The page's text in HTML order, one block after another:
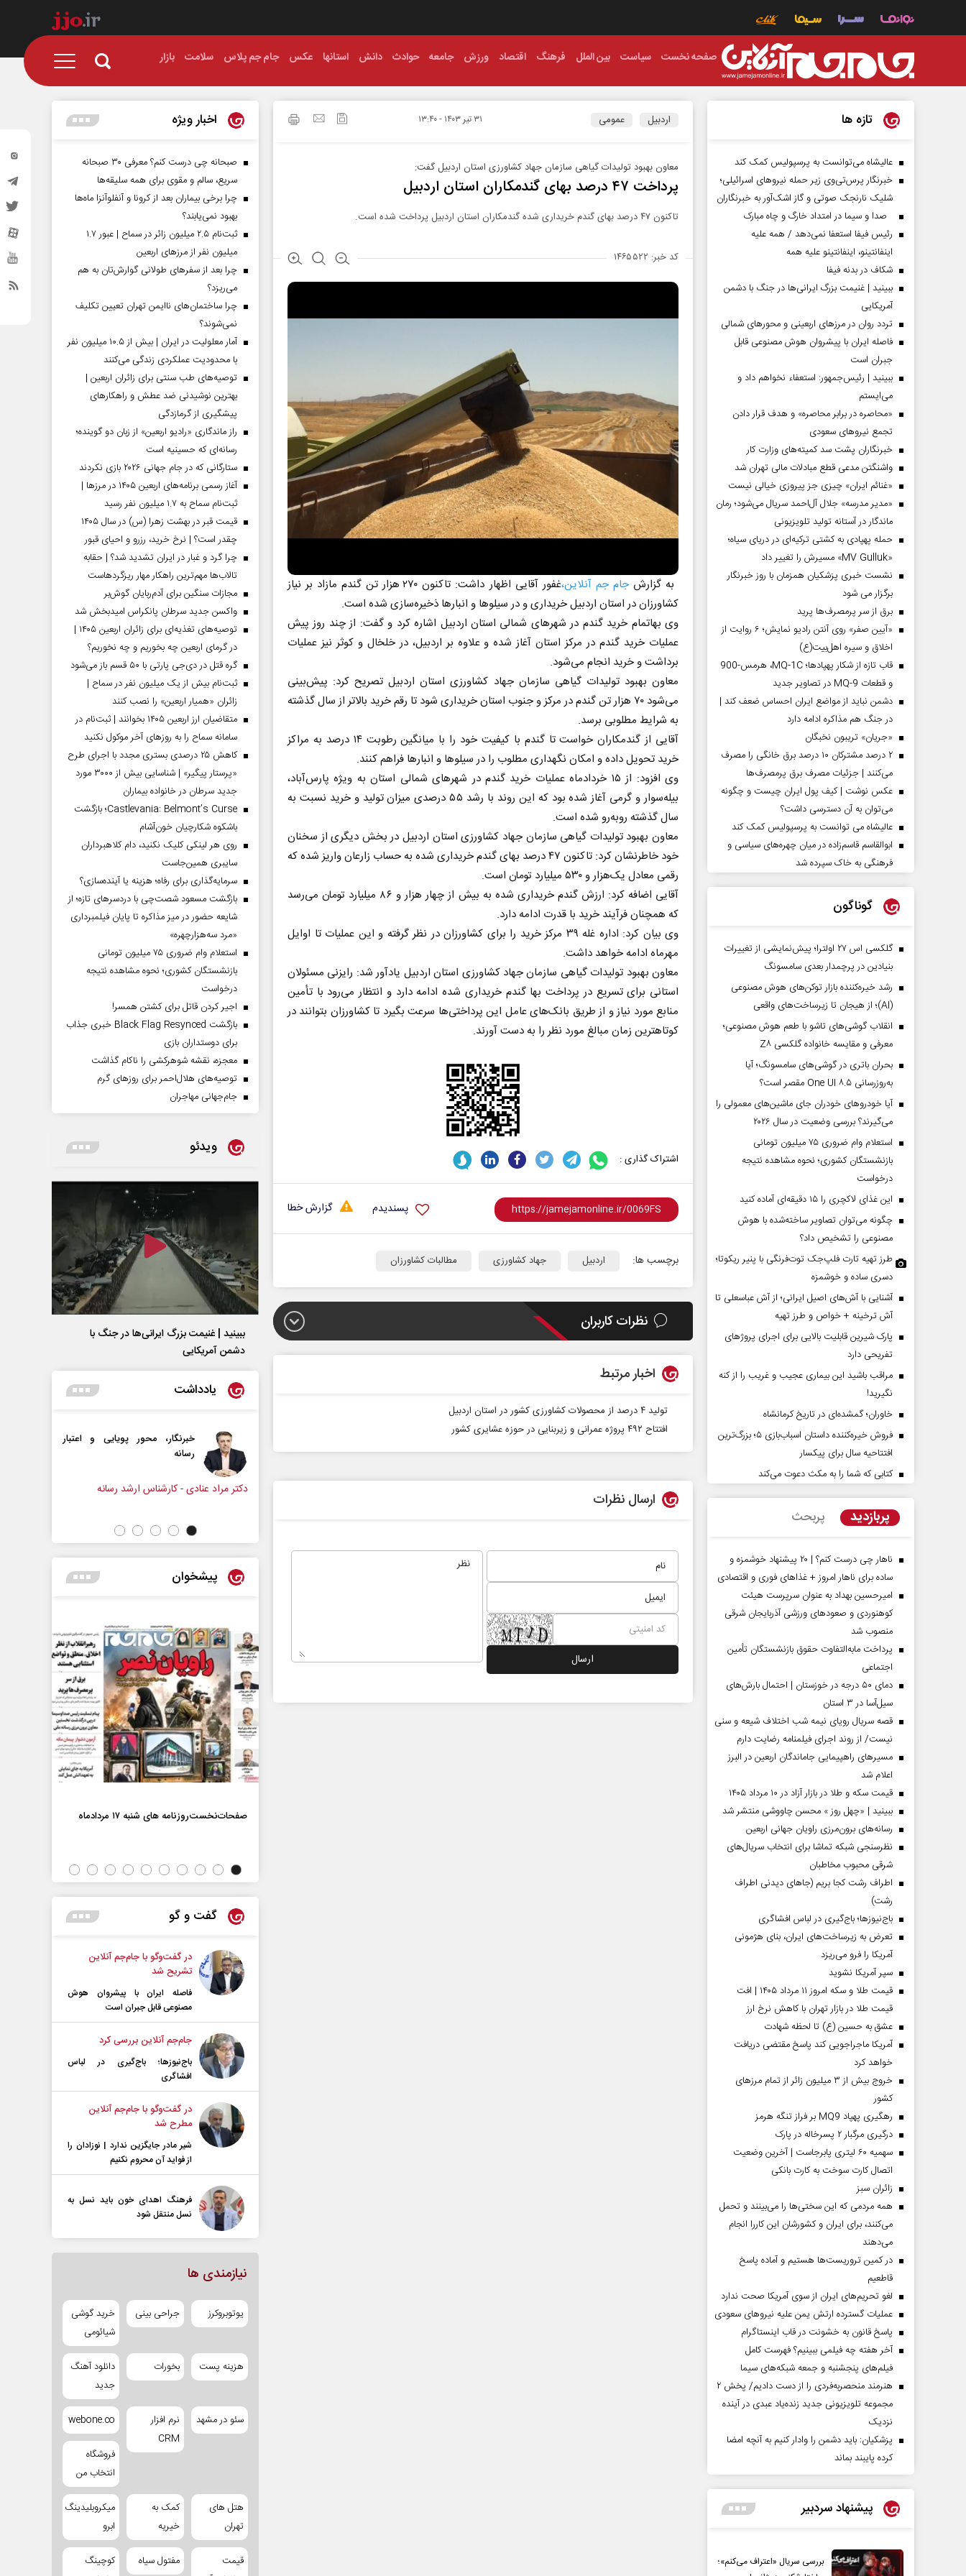
صفحه نخست سیاست بین الملل فرهنگ اقتصاد ورزش جامعه حوادث دانش استانها عکس جام جم پلاس سلامت بازار
اردبیل عمومی ۳۱ تير ۱۴۰۳ - ۱۳:۴۰
معاون بهبود تولیدات گیاهی سازمان جهاد کشاورزی استان اردبیل گفت:
پرداخت ۴۷ درصد بهای گندمکاران استان اردبیل
تاکنون ۴۷ درصد بهای گندم خریداری شده گندمکاران استان اردبیل پرداخت شده است.
کد خبر: ۱۴۶۵۵۲۲
به گزارش جام جم آنلاین،
غفور آقایی اظهار داشت: تاکنون ۲۷۰ هزار تن گندم مازاد بر نیاز
کشاورزان در استان اردبیل خریداری و در سیلو‌ها و انبار‌ها ذخیره‌سازی شده است.
وی بهاتمام خرید گندم در شهر‌های شمالی استان اردبیل اشاره کرد و گفت: از چند روز پیش
عملیات خرید گندم در مرکز استان آغاز شده و علاوه بر اردبیل، در خلخال و کوثر نیز عملیات
برداشت و خرید انجام می‌شود.
معاون بهبود تولیدات گیاهی سازمان جهاد کشاورزی استان اردبیل تصریح کرد: پیش‌بینی
می‌شود ۷۰ هزار تن گندم در مرکز و جنوب استان خریداری شود تا رقم خرید بالاتر از سال گذشته
به شرایط مطلوبی برسد.
آقایی از گندمکاران خواست تا گندم با کیفیت خود را با میانگین رطوبت ۱۴ درصد به مراکز
خرید تحویل داده و امکان نگهداری مطلوب را در سیلو‌ها و انبار‌ها فراهم کنند.
وی افزود: از ۱۵ خردادماه عملیات خرید گندم در شهر‌های شمالی استان به ویژه پارس‌آباد،
بیله‌سوار و گرمی آغاز شده بود که این روند با رشد ۵۵ درصدی میزان تولید و خرید نسبت به
سال گذشته روبه‌رو شده است.
معاون بهبود تولیدات گیاهی سازمان جهاد کشاورزی استان اردبیل در بخش دیگری از سخنان
خود خاطرنشان کرد: تاکنون ۴۷ درصد بهای گندم خریداری شده به حساب زارعان واریز شده که
رقمی معادل یک‌هزار و ۵۳۰ میلیارد تومان است.
آقایی اضافه کرد: ارزش گندم خریداری شده به بیش از چهار هزار و ۸۶ میلیارد تومان می‌رسد
که همچنان فرآیند خرید با قدرت ادامه دارد.
وی بیان کرد: اداره غله ۳۹ مرکز خرید را برای کشاورزان در نظر گرفته و این عملیات تا اوایل
مهرماه ادامه خواهد داشت.
معاون بهبود تولیدات گیاهی سازمان جهاد کشاورزی استان اردبیل یادآور شد: رایزنی مسئولان
استانی برای تسریع در پرداخت بها گندم خریداری شده ادامه دارد و انتظار می‌رود با تأمین
منابع مورد نیاز و از طریق بانک‌های عامل این پرداختی‌ها سرعت بگیرد تا کشاورزان بتوانند در
کوتاهترین زمان مبالغ مورد نظر را به دست آورند.
اشتراک گذاری :
گزارش خطا پسندیدم
برچسب ها: اردبیل جهاد کشاورزی مطالبات کشاورزان
نظرات کاربران
اخبار مرتبط
تولید ۴ درصد از محصولات کشاورزی کشور در استان اردبیل
افتتاح ۴۹۲ پروژه عمرانی و زیربنایی در حوزه عشایری کشور
ارسال نظرات
تازه ها
عالیشاه می‌توانست به پرسپولیس کمک کند
خبرنگار پرس‌تی‌وی زیر حمله نیروهای اسرائیلی؛
شلیک نارنجک صوتی و گاز اشک‌آور به خبرنگاران
صدا و سیما در امتداد خارگ و چاه مبارک
رئیس فیفا استعفا نمی‌دهد / همه علیه
اینفانتینو، اینفانتینو علیه همه
شکاف در بدنه فیفا
ببینید | غنیمت بزرگ ایرانی‌ها در جنگ با دشمن
آمریکایی
تردد روان در مرزهای اربعینی و محورهای شمالی
فاصله ایران با پیشرو‌ان هوش مصنوعی قابل
جبران است
ببینید | رئیس‌جمهور: استعفاء نخواهم داد و
می‌ایستم
«محاصره در برابر محاصره» و هدف قرار دادن
تجمع نیروهای سعودی
خبرنگاران پشت سد کمیته‌های وزارت کار
واشنگتن مدعی قطع مبادلات مالی تهران شد
«غنائم ایران» چیزی جز پیروزی خیالی نیست
«مدیر مدرسه» جلال آل‌احمد سریال می‌شود؛ رمان
ماندگار در آستانه تولید تلویزیونی
حمله پهپادی به کشتی ترکیه‌ای در دریای سیاه؛
«MV Gulluk» مسیرش را تغییر داد
نشست خبری پزشکیان همزمان با روز خبرنگار
برگزار می شود
برق از سر پرمصرف‌ها پرید
«آیین صفر» روی آنتن رادیو نمایش؛ ۶ روایت از
اخلاق و سیره اهل‌بیت(ع)
قاب تازه از شکار پهپادها؛ MQ-1C، هرمس-900
و قطعات MQ-9 در تصاویر جدید
دشمن نباید از مواضع ایران احساس ضعف کند |
در جنگ هم مذاکره ادامه دارد
«جریان» تریبون نخبگان
۲ درصد مشترکان ۱۰ درصد برق خانگی را مصرف
می‌کنند | جزئیات مصرف برق پرمصرف‌ها
عکس نوشت | کیف پول ایران چیست و چگونه
می‌توان به آن دسترسی داشت؟
عالیشاه می توانست به پرسپولیس کمک کند
ابوالقاسم قاسم‌زاده در میان چهره‌های سیاسی و
فرهنگی به خاک سپرده شد
گوناگون
گلکسی اس ۲۷ اولترا؛ پیش‌نمایشی از تغییرات
بنیادین در پرچمدار بعدی سامسونگ
رشد خیره‌کننده بازار توکن‌های هوش مصنوعی
(AI)؛ از هیجان تا زیرساخت‌های واقعی
انقلاب گوشی‌های تاشو‌ با طعم هوش مصنوعی؛
معرفی و مقایسه خانواده گلکسی Z۸
بحران باتری در گوشی‌های سامسونگ؛ آیا
به‌روزرسانی One UI ۸.۵ مقصر است؟
آیا خودروهای خودران جای ماشین‌های معمولی را
می‌گیرند؟ بررسی وضعیت در سال ۲۰۲۶
استعلام وام ضروری ۷۵ میلیون تومانی
بازنشستگان کشوری؛ نحوه مشاهده نتیجه
درخواست
این غذای لاکچری را ۱۵ دقیقه‌ای آماده کنید
چگونه می‌توان تصاویر ساخته‌شده با هوش
مصنوعی را تشخیص داد؟
طرز تهیه تارت فلپ‌جک توت‌فرنگی با پنیر ریکوتا؛
دسری ساده و خوشمزه
آشنایی با آش‌های اصیل ایرانی؛ از آش عباسعلی تا
آش ترخینه + خواص و طرز تهیه
پارک شیرین قابلیت‌ بالایی برای اجرای پروژهای
تفریحی دارد
مراقب باشید این بیماری عجیب و غریب را از کنه
نگیرید!
خاوران؛ گمشده‌ای در تاریخ کرمانشاه
فروش خیره‌کننده داستان اسباب‌بازی ۵؛ بزرگ‌ترین
افتتاحیه سال برای پیکسار
کتابی که شما را به مکث دعوت می‌کند
پربازدید پربحث
ناهار چی درست کنم؟ | ۲۰ پیشنهاد خوشمزه و
ساده برای ناهار امروز + غذاهای فوری و اقتصادی
امیرحسین بهداد به عنوان سرپرست هیئت
کوهنوردی و صعودهای ورزشی آذربایجان شرقی
منصوب شد
پرداخت مابه‌التفاوت حقوق بازنشستگان تأمین
اجتماعی
دمای ۵۰ درجه در خوزستان | احتمال بارش‌های
سیل‌آسا در ۳ استان
قصه سریال رویای نیمه شب اختلاف شیعه و سنی
نیست/ از روند اجرای فیلمنامه رضایت دارم
مسیر‌های راهپیمایی جاماندگان اربعین در البرز
اعلام شد
قیمت سکه و طلا در بازار آزاد در ۱۰ مرداد ۱۴۰۵
ببینید | «چهل روز » محسن چاووشی منتشر شد
رسانه‌های برون‌مرزی راویان جهانی اربعین
نظرسنجی شبکه تماشا برای انتخاب سریال‌های
شرقی محبوب مخاطبان
اطراف رشت کجا بریم (جاهای دیدنی اطراف
رشت)
باج‌نیوزها؛ باج‌گیری در لباس افشاگری
تعرض به زیرساخت‌های ایران، بنای هژمونی
آمریکا را فرو می‌ریزد
سپر آمریکا نشوید
قیمت طلا و سکه امروز ۱۱ مرداد ۱۴۰۵ | افت
قیمت طلا در بازار تهران با کاهش نرخ ارز
عشق به حسین (ع) تا لحظه شهادت
آمریکا ماجراجویی کند پاسخ مقتضی دریافت
خواهد کرد
خروج بیش از ۳ میلیون زائر از تمام مرز‌های
کشور
رهگیری پهپاد MQ9 بر فراز تنگه هرمز
درگیری مرگبار ۲ پسرخاله در پارک
سهمیه ۶۰ لیتری پابرجاست | آخرین وضعیت
اتصال کارت سوخت به کارت بانکی
‌زائران سبز
همه مردمی که این سختی‌ها را می‌بینند و تحمل
می‌کنند، برای ایران و کشورشان این کاررا انجام
می‌دهند
در کمین تروریست‌ها هستیم و آماده پاسخ
قاطعیم
لغو تحریم‌های ایران از سوی آمریکا صحت ندارد
عملیات گسترده ارتش یمن علیه نیروهای سعودی
پاسخ قانون به خشونت در قاب اینستاگرام
آخر هفته چه فیلمی ببینیم؟ فهرست کامل
فیلم‌های پنجشنبه و جمعه شبکه‌های سیما
هنرمند منحصر‌به‌فردی را از دست دادیم/ پخش ۲
مجموعه تلویزیونی جدید زنده‌یاد عبدی در آینده
نزدیک
پزشکیان: باید دشمن را وادار کنیم به آنچه امضا
کرده پایبند بماند
پیشنهاد سردبیر
بررسی سریال «اعتراف می‌کنم»؛
اخبار ویژه
صبحانه چی درست کنم؟ معرفی ۳۰ صبحانه
سریع، سالم و مقوی برای همه سلیقه‌ها
چرا برخی بیماران بعد از کرونا و آنفلوآنزا ماه‌ها
بهبود نمی‌یابند؟
ثبت‌نام ۲.۵ میلیون زائر در سماح | عبور ۱.۷
میلیون نفر از مرز‌های اربعین
چرا بعد از سفرهای طولانی گوارش‌تان به هم
می‌ریزد؟
چرا ساختمان‌های ناایمن تهران تعیین تکلیف
نمی‌شوند؟
آمار معلولیت در ایران | بیش از ۱۰.۵ میلیون نفر
با محدودیت عملکردی زندگی می‌کنند
توصیه‌های طب سنتی برای زائران اربعین |
بهترین نوشیدنی ضد عطش و راهکارهای
پیشگیری از گرمازدگی
راز ماندگاری «رادیو اربعین» از زبان دو گوینده؛
رسانه‌ای که حسینیه است
ستارگانی که در جام جهانی ۲۰۲۶ بازی نکردند
آغاز رسمی برنامه‌های اربعین ۱۴۰۵ در مرز‌ها |
ثبت‌نام سماح به ۱.۷ میلیون نفر رسید
قیمت قبر در بهشت زهرا (س) در سال ۱۴۰۵
چقدر است؟ | نرخ خرید، رزرو و احیای قبور
چرا گرد و غبار در ایران تشدید شد؟ | حقابه
تالاب‌ها مهم‌ترین راهکار مهار ریزگردهاست
مجازات سنگین برای آدم‌ربایان گوش‌بر
واکسن جدید سرطان پانکراس امیدبخش شد
توصیه‌های تغذیه‌ای برای زائران اربعین ۱۴۰۵ |
در گرمای اربعین چه بخوریم و چه نخوریم؟
گره قتل در دی‌جی پارتی با ۵۰ قسم باز می‌شود
ثبت‌نام بیش از یک میلیون نفر در سماح |
زائران «همیار اربعین» را نصب کنند
متقاضیان ارز اربعین ۱۴۰۵ بخوانند | ثبت‌نام در
سامانه سماح را به روز‌های آخر موکول نکنید
کاهش ۲۵ درصدی بستری مجدد با اجرای طرح
«پرستار پیگیر» | شناسایی بیش از ۳۰۰۰ مورد
جدید سرطان در خانواده بیماران
Castlevania: Belmont’s Curse؛ بازگشت
باشکوه شکارچیان خون‌آشام
روی هر لینکی کلیک نکنید، دام کلاهبرداران
سایبری همین‌جاست
سرمایه‌گذاری برای رفاه؛ هزینه یا آینده‌سازی؟
بازگشت مسعود شصت‌چی با دردسر‌های تازه؛ از
شایعه حضور در میز مذاکره تا پایان فیلمبرداری
«مرد سه‌هزارچهره»
استعلام وام ضروری ۷۵ میلیون تومانی
بازنشستگان کشوری؛ نحوه مشاهده نتیجه
درخواست
اجیر کردن قاتل برای کشتن همسر!
بازگشت Black Flag Resynced خبری جذاب
برای دوستداران بازی
معجزه، نقشه شوهرکشی را ناکام گذاشت
توصیه‌های هلال‌احمر برای روز‌های گرم
جام‌جهانی مهاجران
ویدئو
ببینید | غنیمت بزرگ ایرانی‌ها در جنگ با
دشمن آمریکایی
یادداشت
راوی حقیقتِ آرامش‌ بخش روز روایتگران حقیقت
دکتر حسین قرایی - مدیر کل روابط عمومی
ادامه جنگ برای آمریکا یعنی
شکست مفتضحانه
خبرنگار، محور پویایی و اعتبار
رسانه
دکتر مراد عنادی - کارشناس ارشد رسانه
دروازه‌بانی اندوه در
پیشخوان
صفحات نخست‌روزنامه‌ها‌ی‌چهارشنبه‌۷‌مردادماه
صفحات‌نخست‌روزنامه ها‌ی شنبه ۱۷ مردادماه
گفت و گو
در گفت‌و‌گو با جام‌جم آنلاین
تشریح شد
فاصله ایران با پیشرو‌ان هوش
مصنوعی قابل جبران است
جام‌جم آنلاین بررسی کرد
باج‌نیوزها؛ باج‌گیری در لباس
افشاگری
در گفت‌و‌گو با جام‌جم آنلاین
مطرح شد
شیر مادر جایگزین ندارد | نوزادان را
از فواید آن محروم نکنیم
فرهنگ اهدای خون باید نسل به
نسل منتقل شود
نیازمندی ها
یوتوبروکرز جراحی بینی
خرید گوشی
شیائومی
هزینه پست بخورات
دانلود آهنگ
جدید
سئو در مشهد
نرم افزار
CRM
webone.co
فروشگاه
انتخاب من
هتل های
تهران
کمک به
خیریه
میکروبلیدینگ
ابرو
قیمت
مفتول سیاه
کوچینگ